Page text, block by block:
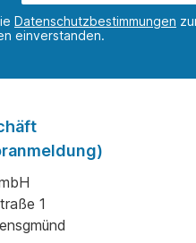
Konstruktion und die
von verzinktem Stahl
ihn zu einem
erstklassige Wahl für alle
aus, die auf
setzen. Vertrauen
die bewährte Qualität von
profitieren Sie von einem
der den höchsten
entspricht und Ihre
nachhaltig unterstützt.
Datenschutzbestimmungen
einverstanden.
1